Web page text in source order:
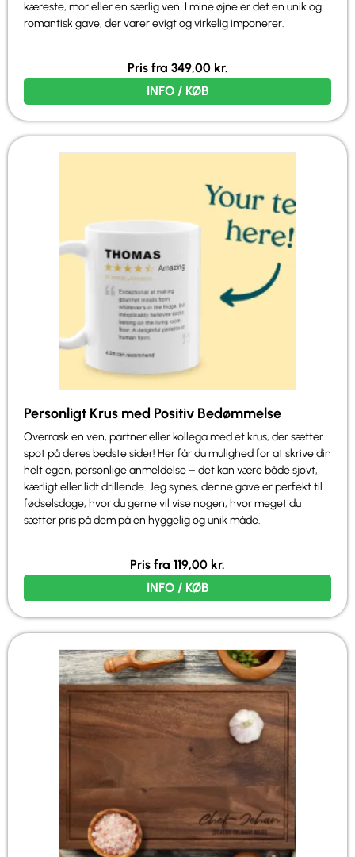
kæreste, mor eller en særlig ven. I mine øjne er det en unik og
romantisk gave, der varer evigt og virkelig imponerer.
Pris fra 349,00 kr.
INFO / KØB
Personligt Krus med Positiv Bedømmelse
Overrask en ven, partner eller kollega med et krus, der sætter
spot på deres bedste sider! Her får du mulighed for at skrive din
helt egen, personlige anmeldelse – det kan være både sjovt,
kærligt eller lidt drillende. Jeg synes, denne gave er perfekt til
fødselsdage, hvor du gerne vil vise nogen, hvor meget du
sætter pris på dem på en hyggelig og unik måde.
Pris fra 119,00 kr.
INFO / KØB